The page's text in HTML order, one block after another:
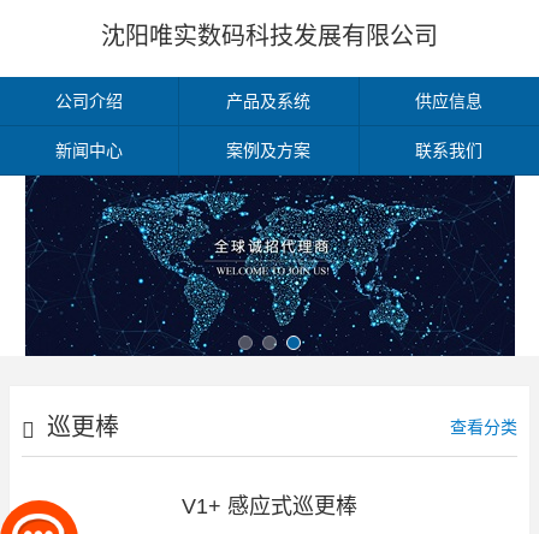
沈阳唯实数码科技发展有限公司
公司介绍 产品及系统 供应信息
新闻中心 案例及方案 联系我们
巡更棒 查看分类
V1+ 感应式巡更棒